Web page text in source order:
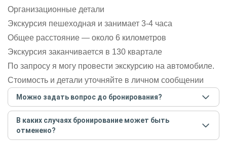
Организационные детали
Экскурсия пешеходная и занимает 3-4 часа
Общее расстояние — около 6 километров
Экскурсия заканчивается в 130 квартале
По запросу я могу провести экскурсию на автомобиле.
Стоимость и детали уточняйте в личном сообщении
Можно задать вопрос до бронирования?
Достаточно перейти по ссылке «Задать вопрос» и
написать гиду. Платить при этом не нужно. Сначала
согласуйте с гидом интересующие вас вопросы и после
В каких случаях бронирование может быть
отменено?